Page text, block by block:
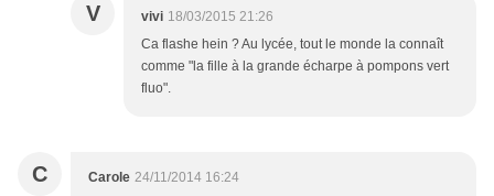
V vivi 18/03/2015 21:26
Ca flashe hein ? Au lycée, tout le monde la connaît
comme "la fille à la grande écharpe à pompons vert
fluo".
C Carole 24/11/2014 16:24